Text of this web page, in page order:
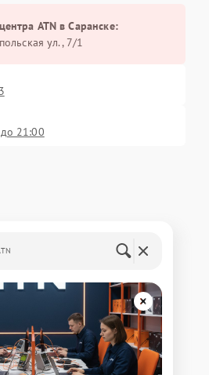
ATN в Саранске:
ул., 7/1
21:00